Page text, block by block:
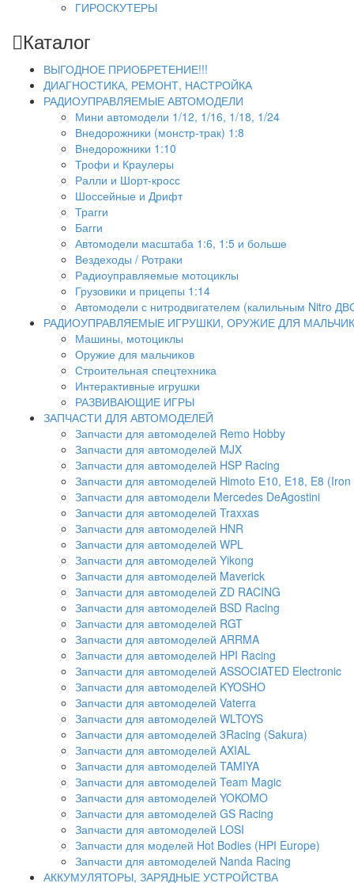
ГИРОСКУТЕРЫ
Каталог
ВЫГОДНОЕ ПРИОБРЕТЕНИЕ!!!
ДИАГНОСТИКА, РЕМОНТ, НАСТРОЙКА
РАДИОУПРАВЛЯЕМЫЕ АВТОМОДЕЛИ
Мини автомодели 1/12, 1/16, 1/18, 1/24
Внедорожники (монстр-трак) 1:8
Внедорожники 1:10
Трофи и Краулеры
Ралли и Шорт-кросс
Шоссейные и Дрифт
Трагги
Багги
Автомодели масштаба 1:6, 1:5 и больше
Вездеходы / Ротраки
Радиоуправляемые мотоциклы
Грузовики и прицепы 1:14
Автомодели с нитродвигателем (калильным Nitro
РАДИОУПРАВЛЯЕМЫЕ ИГРУШКИ, ОРУЖИЕ ДЛЯ
Машины, мотоциклы
Оружие для мальчиков
Строительная спецтехника
Интерактивные игрушки
РАЗВИВАЮЩИЕ ИГРЫ
ЗАПЧАСТИ ДЛЯ АВТОМОДЕЛЕЙ
Запчасти для автомоделей Remo Hobby
Запчасти для автомоделей MJX
Запчасти для автомоделей HSP Racing
Запчасти для автомоделей Himoto E10, E18, E8
Запчасти для автомодели Mercedes DeAgostini
Запчасти для автомоделей Traxxas
Запчасти для автомоделей HNR
Запчасти для автомоделей WPL
Запчасти для автомоделей Yikong
Запчасти для автомоделей Maverick
Запчасти для автомоделей ZD RACING
Запчасти для автомоделей BSD Racing
Запчасти для автомоделей RGT
Запчасти для автомоделей ARRMA
Запчасти для автомоделей HPI Racing
Запчасти для автомоделей ASSOCIATED Electronic
Запчасти для автомоделей KYOSHO
Запчасти для автомоделей Vaterra
Запчасти для автомоделей WLTOYS
Запчасти для автомоделей 3Racing (Sakura)
Запчасти для автомоделей AXIAL
Запчасти для автомоделей TAMIYA
Запчасти для автомоделей Team Magic
Запчасти для автомоделей YOKOMO
Запчасти для автомоделей GS Racing
Запчасти для автомоделей LOSI
Запчасти для моделей Hot Bodies (HPI Europe)
Запчасти для автомоделей Nanda Racing
АККУМУЛЯТОРЫ, ЗАРЯДНЫЕ УСТРОЙСТВА